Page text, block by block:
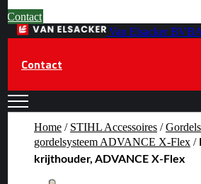
Contact
Van Elsacker BVBA
Contact
Home / STIHL Accessoires /Gordels
gordelsysteem ADVANCE X-Flex /
krijthouder, ADVANCE X-Flex